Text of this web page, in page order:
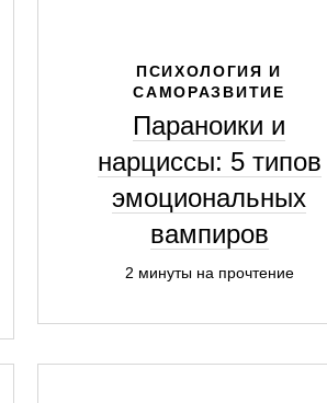
ПСИХОЛОГИЯ И
САМОРАЗВИТИЕ
Параноики и
нарциссы: 5 типов
эмоциональных
вампиров
2 минуты на прочтение